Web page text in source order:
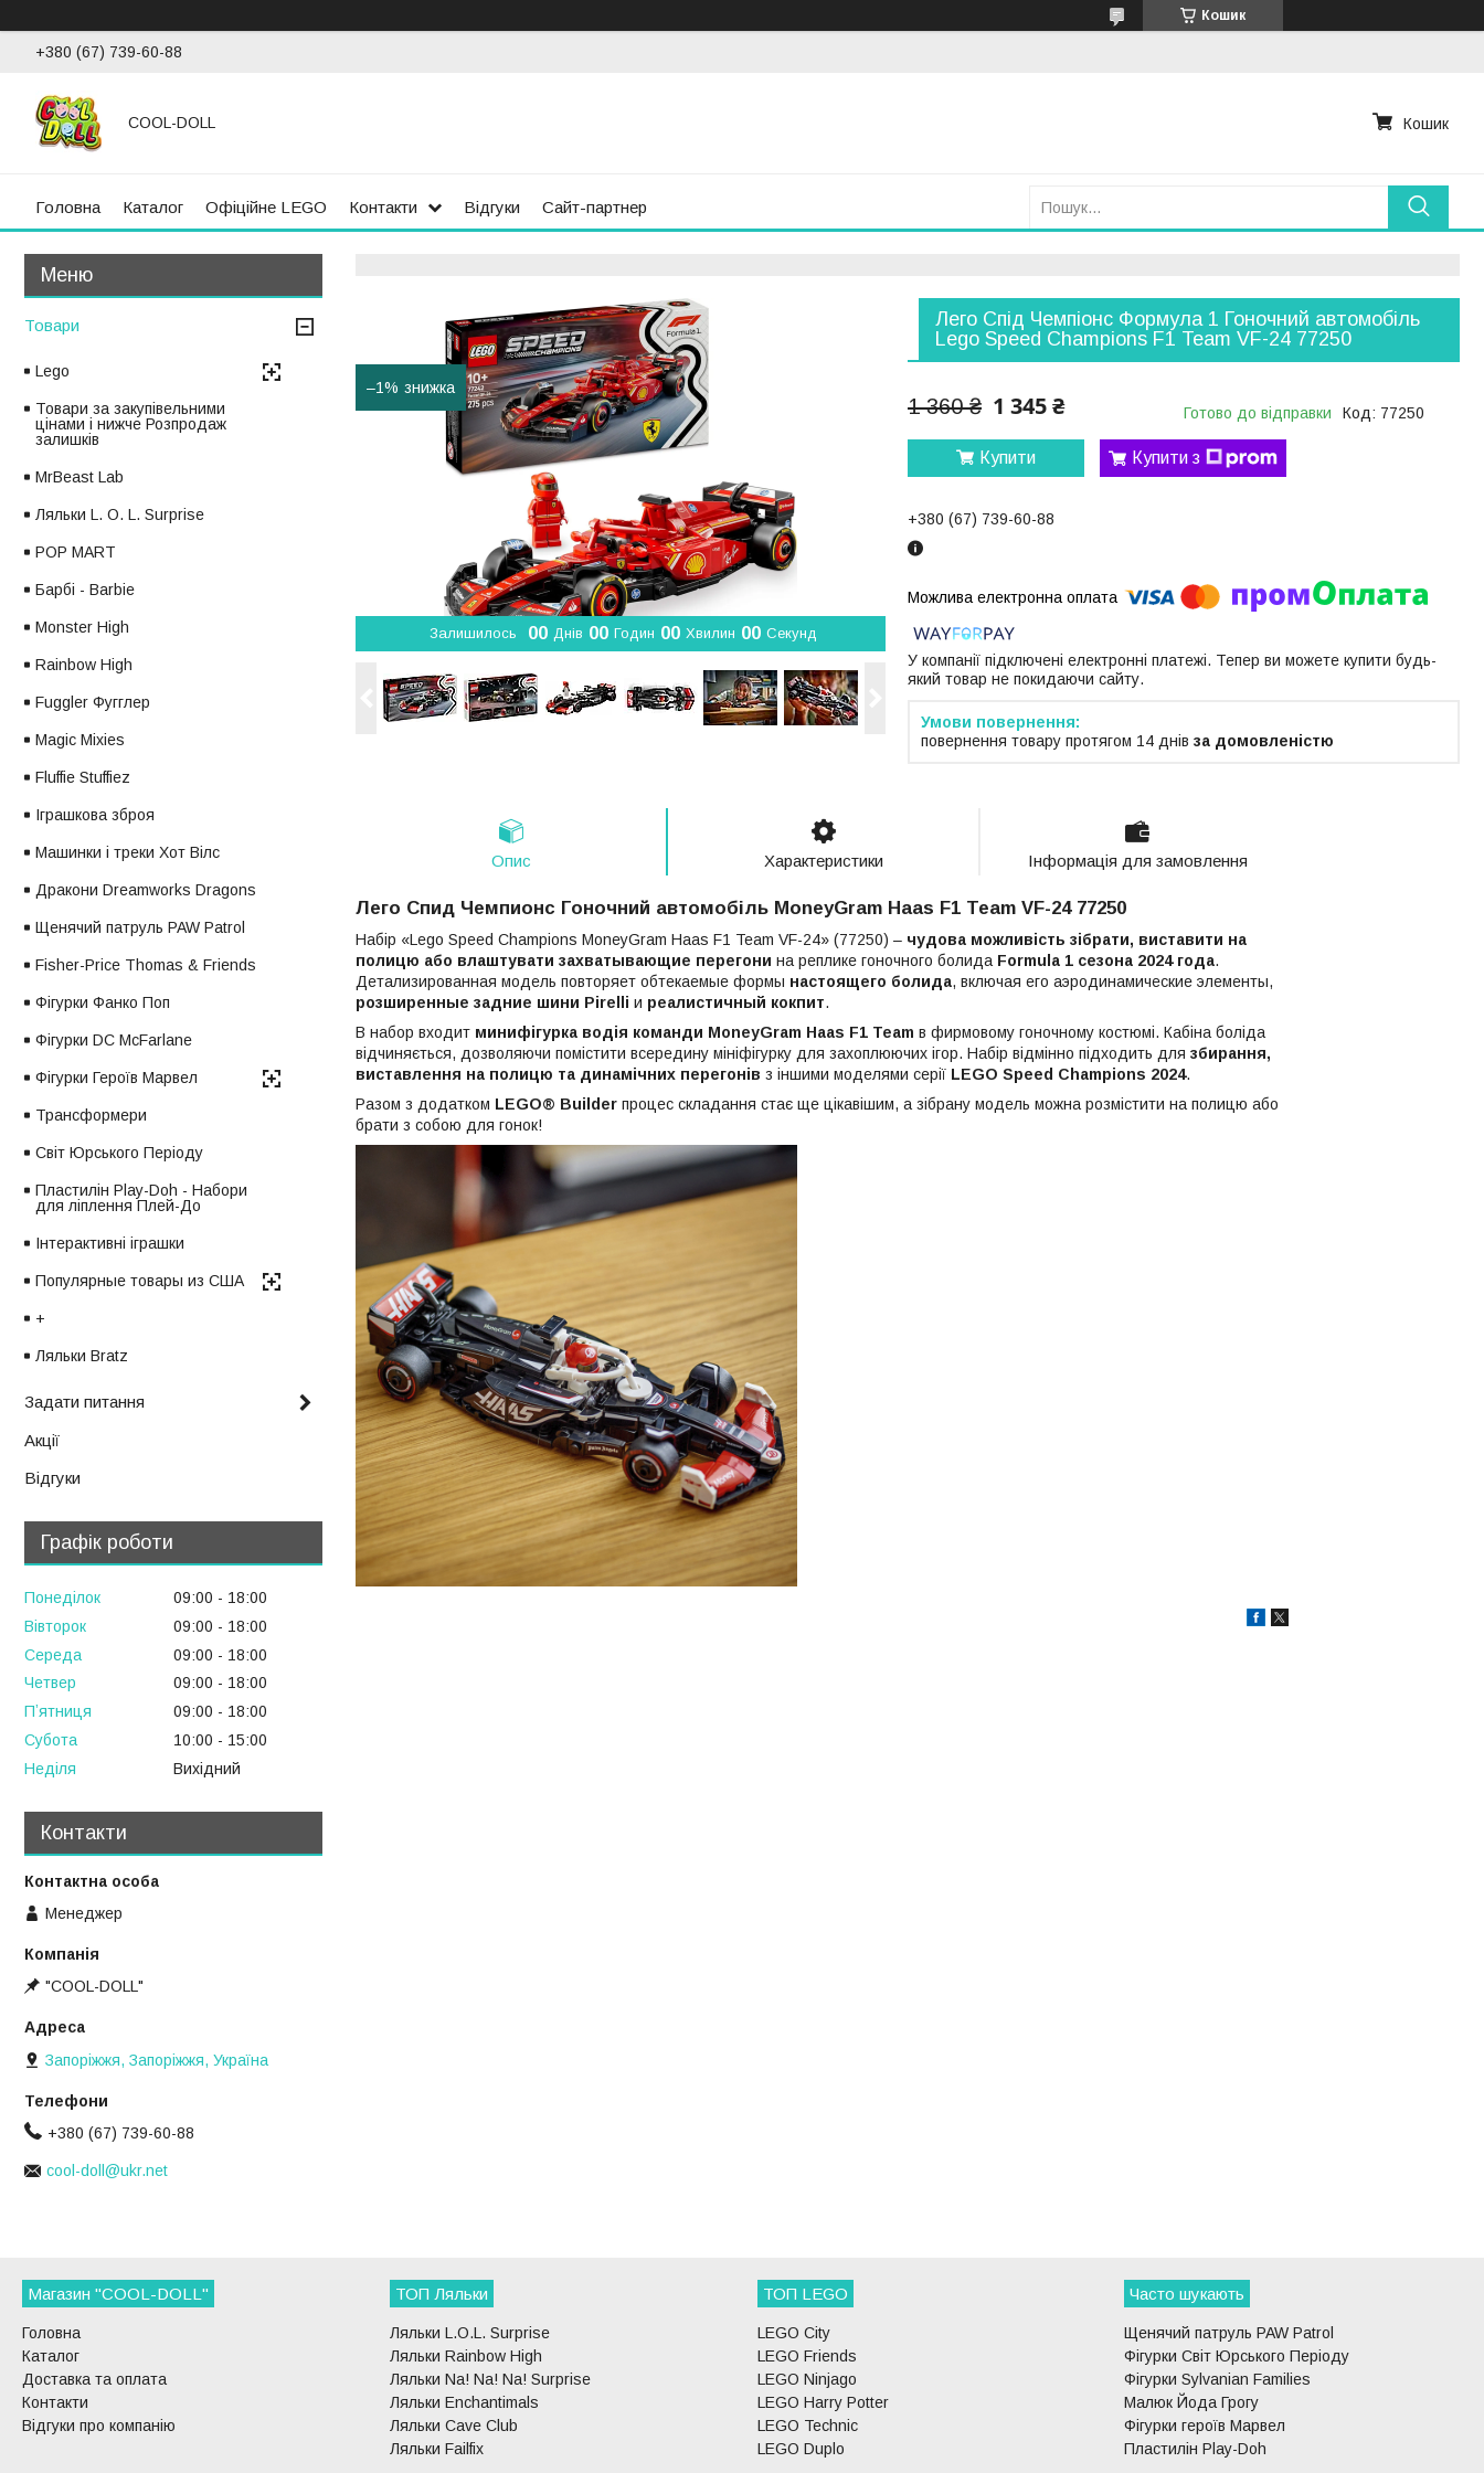
Кошик
+380 (67) 739-60-88
COOL-DOLL Кошик
Головна Каталог Офіційне LEGO Контакти Відгуки Сайт-партнер
–1%
Залишилось 00 Днів 00 Годин 00 Хвилин 00 Секунд
Лего Спід Чемпіонс Формула 1 Гоночний автомобіль
Lego Speed ​​Champions F1 Team VF-24 77250
1 360 ₴ 1 345 ₴ Готово до відправки Код: 77250
Купити Купити з
+380 (67) 739-60-88
У компанії підключені електронні платежі. Тепер ви можете купити будь-
який товар не покидаючи сайту.
повернення товару протягом 14 днів за домовленістю
Опис Характеристики Інформація для замовлення
Лего Спид Чемпионс Гоночний автомобіль MoneyGram Haas F1 Team VF-24 77250
Набір «Lego Speed Champions MoneyGram Haas F1 Team VF-24» (77250) – чудова можливість зібрати, виставити на
полицю або влаштувати захватывающие перегони на реплике гоночного болида Formula 1 сезона 2024 года.
Детализированная модель повторяет обтекаемые формы настоящего болида, включая его аэродинамические элементы,
розширенные задние шини Pirelli и реалистичный кокпит.
В набор входит минифігурка водія команди MoneyGram Haas F1 Team в фирмовому гоночному костюмі. Кабіна боліда
відчиняється, дозволяючи помістити всередину мініфігурку для захоплюючих ігор. Набір відмінно підходить для збирання,
виставлення на полицю та динамічних перегонів з іншими моделями серії LEGO Speed Champions 2024.
Разом з додатком LEGO® Builder процес складання стає ще цікавішим, а зібрану модель можна розмістити на полицю або
брати з собою для гонок!
Товари
Lego
Товари за закупівельними
цінами і нижче Розпродаж
залишків
MrBeast Lab
Ляльки L. O. L. Surprise
POP MART
Барбі - Barbie
Monster High
Rainbow High
Fuggler Фугглер
Magic Mixies
Fluffie Stuffiez
Іграшкова зброя
Машинки і треки Хот Вілс
Дракони Dreamworks Dragons
Щенячий патруль PAW Patrol
Fisher-Price Thomas & Friends
Фігурки Фанко Поп
Фігурки DC McFarlane
Фігурки Героїв Марвел
Трансформери
Світ Юрського Періоду
Пластилін Play-Doh - Набори
для ліплення Плей-До
Інтерактивні іграшки
Популярные товары из США
+
Ляльки Bratz
Задати питання
Акції
Відгуки
Графік роботи
Понеділок 09:00
18:00
Вівторок
09:00
18:00
Середа
09:00
18:00
Четвер
09:00
18:00
Пʼятниця
09:00
18:00
Субота
10:00
15:00
Неділя
Вихідний
Контакти
Менеджер
"COOL-DOLL"
Запоріжжя, Запоріжжя, Україна
+380 (67) 739-60-88
cool-doll@ukr.net
Магазин "COOL-DOLL"
Головна
Каталог
Доставка та оплата
Контакти
Відгуки про компанію
ТОП Ляльки
Ляльки L.O.L. Surprise
Ляльки Rainbow High
Ляльки Na! Na! Na! Surprise
Ляльки Enchantimals
Ляльки Cave Club
Ляльки Failfix
ТОП LEGO
LEGO City
LEGO Friends
LEGO Ninjago
LEGO Harry Potter
LEGO Technic
LEGO Duplo
Часто шукають
Щенячий патруль PAW Patrol
Фігурки Світ Юрського Періоду
Фігурки Sylvanian Families
Малюк Йода Грогу
Фігурки героїв Марвел
Пластилін Play-Doh